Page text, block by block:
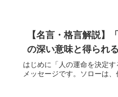
【名言・格言解説
の深い意味と得られ
はじめに「人の運命を決定
メッセージです。ソローは